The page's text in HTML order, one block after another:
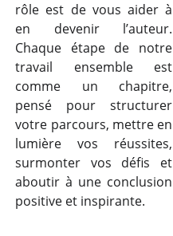
rôle est de vous aider à
en devenir l’auteur.
Chaque étape de notre
travail ensemble est
comme un chapitre,
pensé pour structurer
votre parcours, mettre en
lumière vos réussites,
surmonter vos défis et
aboutir à une conclusion
positive et inspirante.